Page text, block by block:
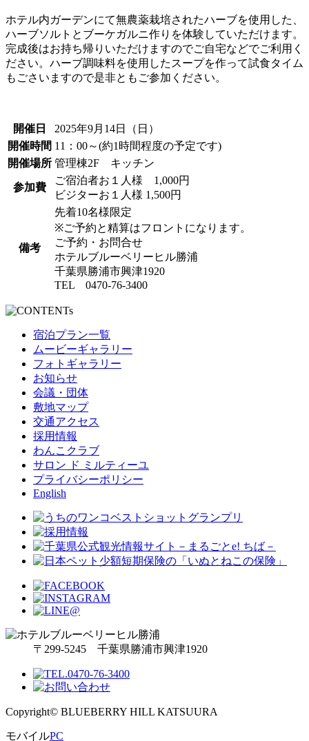
ホテル内ガーデンにて無農薬栽培されたハーブを使用した、
ハーブソルトとブーケガルニ作りを体験していただけます。
完成後はお持ち帰りいただけますのでご自宅などでご利用く
ださい。ハーブ調味料を使用したスープを作って試食タイム
もごさいますので是非ともご参加ください。
開催日
2025年9月14日（日）
開催時間 11：00～(約1時間程度の予定です)
開催場所 管理棟2F キッチン
参加費
ご宿泊者お１人様 1,000円
ビジターお１人様 1,500円
備考
先着10名様限定
※ご予約と精算はフロントになります。
ご予約・お問合せ
ホテルブルーベリーヒル勝浦
千葉県勝浦市興津1920
TEL 0470-76-3400
宿泊プラン一覧
ムービーギャラリー
フォトギャラリー
お知らせ
会議・団体
敷地マップ
交通アクセス
採用情報
わんこクラブ
サロン ド ミルティーユ
プライバシーポリシー
English
〒299-5245 千葉県勝浦市興津1920
Copyright© BLUEBERRY HILL KATSUURA
モバイルPC